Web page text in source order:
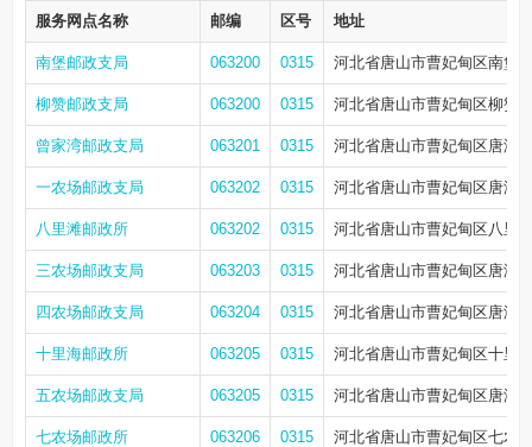
服务网点名称 邮编 区号 地址
南堡邮政支局 063200 0315 河北省唐山市曹妃甸区南堡
柳赞邮政支局 063200 0315 河北省唐山市曹妃甸区柳赞
曾家湾邮政支局 063201 0315 河北省唐山市曹妃甸区唐海
一农场邮政支局 063202 0315 河北省唐山市曹妃甸区唐海
八里滩邮政所 063202 0315 河北省唐山市曹妃甸区八里
三农场邮政支局 063203 0315 河北省唐山市曹妃甸区唐海
四农场邮政支局 063204 0315 河北省唐山市曹妃甸区唐海
十里海邮政所 063205 0315 河北省唐山市曹妃甸区十里
五农场邮政支局 063205 0315 河北省唐山市曹妃甸区唐海
七农场邮政所 063206 0315 河北省唐山市曹妃甸区七农